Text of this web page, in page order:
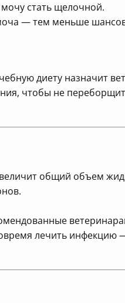
стать щелочной.
— тем меньше
диету назначит
чтобы не
общий объем
лечить инфекцию